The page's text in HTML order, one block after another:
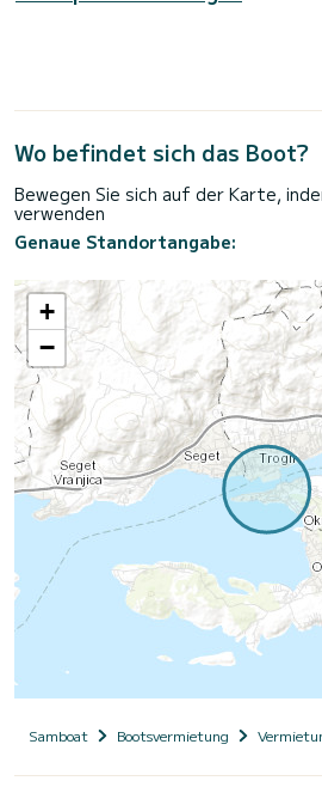
Wo befindet sich das Boot?
Bewegen Sie sich auf der Karte,
verwenden
Genaue Standortangabe:
+
−
Samboat Bootsvermietung